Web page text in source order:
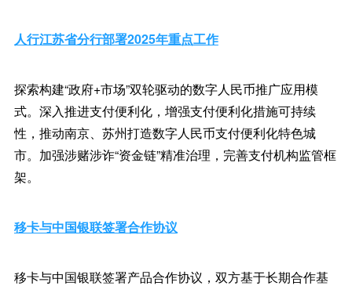
人行江苏省分行部署2025年重点工作
探索构建“政府+市场”双轮驱动的数字人民币推广应用模
式。深入推进支付便利化，增强支付便利化措施可持续
性，推动南京、苏州打造数字人民币支付便利化特色城
市。加强涉赌涉诈“资金链”精准治理，完善支付机构监管框
架。
移卡与中国银联签署合作协议
移卡与中国银联签署产品合作协议，双方基于长期合作基